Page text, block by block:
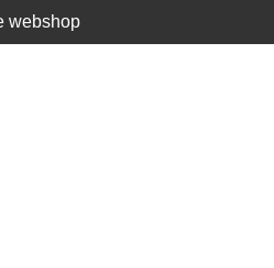
webshop